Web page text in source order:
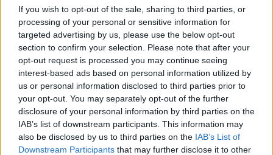
If you wish to opt-out of the sale, sharing to third parties, or
processing of your personal or sensitive information for
targeted advertising by us, please use the below opt-out
section to confirm your selection. Please note that after your
opt-out request is processed you may continue seeing
interest-based ads based on personal information utilized by
us or personal information disclosed to third parties prior to
your opt-out. You may separately opt-out of the further
disclosure of your personal information by third parties on the
IAB’s list of downstream participants. This information may
also be disclosed by us to third parties on the IAB’s List of
Downstream Participants that may further disclose it to other
PRIMO VETTEL, TERZO RAIKKONEN
Doppio podio Ferrari nel GP del
Brasile
12/11/2017
IL PILOTA INGLESE VERSO IL TITOLO
Hamilton vince il Gp Usa, Vettel
secondo